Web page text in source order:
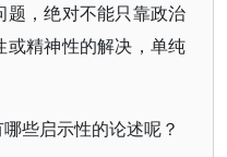
，绝对不能只靠政治
精神性的解决，单纯
些启示性的论述呢？